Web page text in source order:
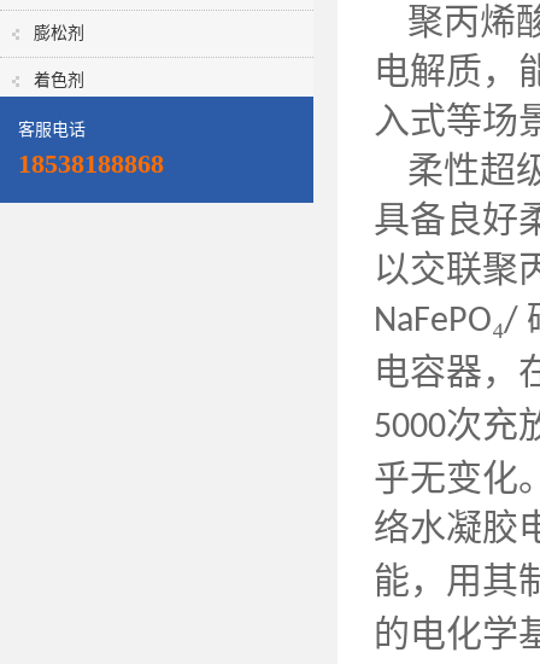
膨松剂
着色剂
客服电话
18538188868
聚丙烯
电解质，
入式等场
柔性超
具备良好
以交联聚
NaFePO₄/
电容器，
5000次充
乎无变化
络水凝胶
能，用其
的电化学